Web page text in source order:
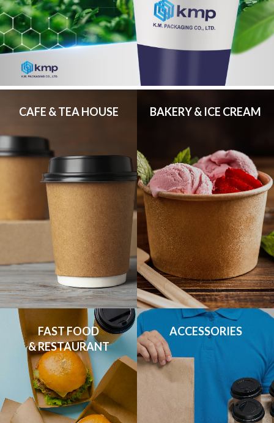
CAFE & TEA HOUSE BAKERY & ICE CREAM
FAST FOOD
& RESTAURANT
ACCESSORIES